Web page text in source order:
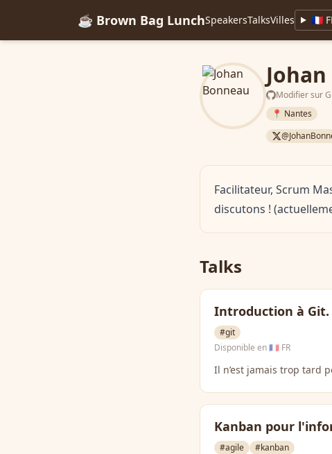
☕ Brown Bag LunchSpeakersTalksVilles 🇫🇷
Modifier sur
📍 Nantes
Facilitateur, Scrum
discutons !
Talks
Introduction à Git.
#git
Disponible en🇫🇷 FR
Il n’est jamais trop tard
Kanban pour
#agile
#kanban